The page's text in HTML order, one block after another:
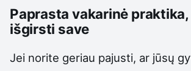
Paprasta vakarinė
išgirsti save
Jei norite geriau pajusti, ar jūsų